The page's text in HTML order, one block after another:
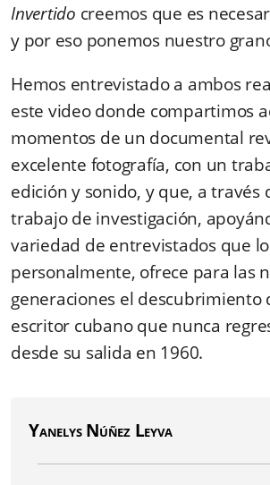
Invertido creemos que es
y por eso ponemos nuestro
Hemos entrevistado a ambos
este video donde compartimos
momentos de un documental
excelente fotografía, con un
edición y sonido, y que, a través
trabajo de investigación,
variedad de entrevistados que
personalmente, ofrece para las
generaciones el descubrimiento
escritor cubano que nunca
desde su salida en 1960.
Yanelys Núñez Leyva